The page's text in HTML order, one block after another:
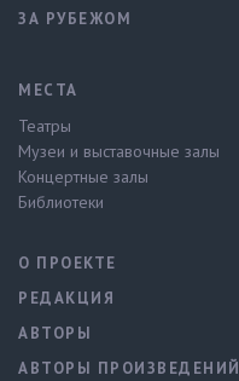
ЗА РУБЕЖОМ
МЕСТА
Театры
Музеи и выставочные залы
Концертные залы
Библиотеки
О ПРОЕКТЕ
РЕДАКЦИЯ
АВТОРЫ
АВТОРЫ ПРОИЗВЕДЕНИЙ